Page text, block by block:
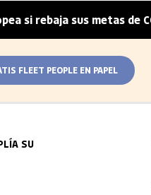
rebaja sus metas de CO₂
FLEET PEOPLE EN PAPEL
SU